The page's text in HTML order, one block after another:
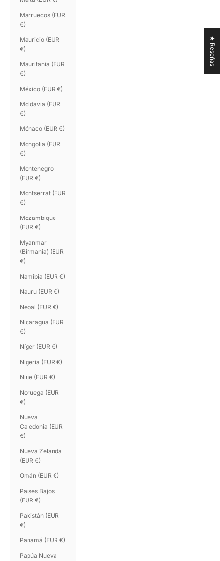
Marruecos (EUR
€)
Mauricio (EUR
€)
Mauritania (EUR
€)
México (EUR €)
Moldavia (EUR
€)
Mónaco (EUR €)
Mongolia (EUR
€)
Montenegro
(EUR €)
Montserrat (EUR
€)
Mozambique
(EUR €)
Myanmar
(Birmania) (EUR
€)
Namibia (EUR €)
Nauru (EUR €)
Nepal (EUR €)
Nicaragua (EUR
€)
Níger (EUR €)
Nigeria (EUR €)
Niue (EUR €)
Noruega (EUR
€)
Nueva
Caledonia (EUR
€)
Nueva Zelanda
(EUR €)
Omán (EUR €)
Países Bajos
(EUR €)
Pakistán (EUR
€)
Panamá (EUR €)
Papúa Nueva
★ Reseñas